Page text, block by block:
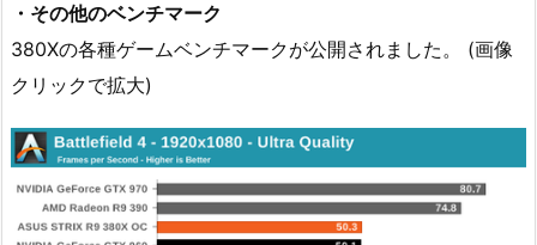
・その他のベンチマーク
380Xの各種ゲームベンチマークが公開されました。 (画像
クリックで拡大)